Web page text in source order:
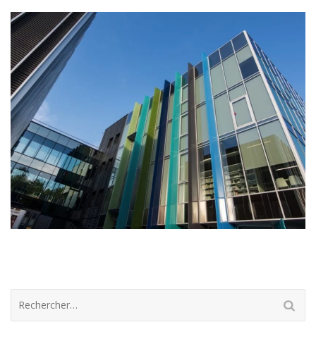
CAMPUS LE TERTRE